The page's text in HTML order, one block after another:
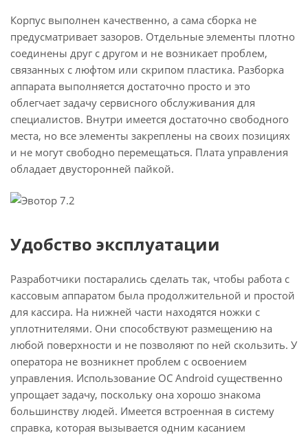
Корпус выполнен качественно, а сама сборка не
предусматривает зазоров. Отдельные элементы плотно
соединены друг с другом и не возникает проблем,
связанных с люфтом или скрипом пластика. Разборка
аппарата выполняется достаточно просто и это
облегчает задачу сервисного обслуживания для
специалистов. Внутри имеется достаточно свободного
места, но все элементы закреплены на своих позициях
и не могут свободно перемещаться. Плата управления
обладает двусторонней пайкой.
Удобство эксплуатации
Разработчики постарались сделать так, чтобы работа с
кассовым аппаратом была продолжительной и простой
для кассира. На нижней части находятся ножки с
уплотнителями. Они способствуют размещению на
любой поверхности и не позволяют по ней скользить. У
оператора не возникнет проблем с освоением
управления. Использование ОС Android существенно
упрощает задачу, поскольку она хорошо знакома
большинству людей. Имеется встроенная в систему
справка, которая вызывается одним касанием